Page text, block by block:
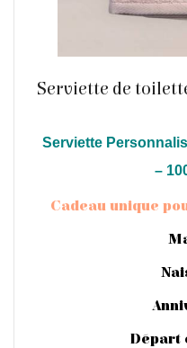
Serviette de
Serviette
–
Cadeau unique
Départ
En